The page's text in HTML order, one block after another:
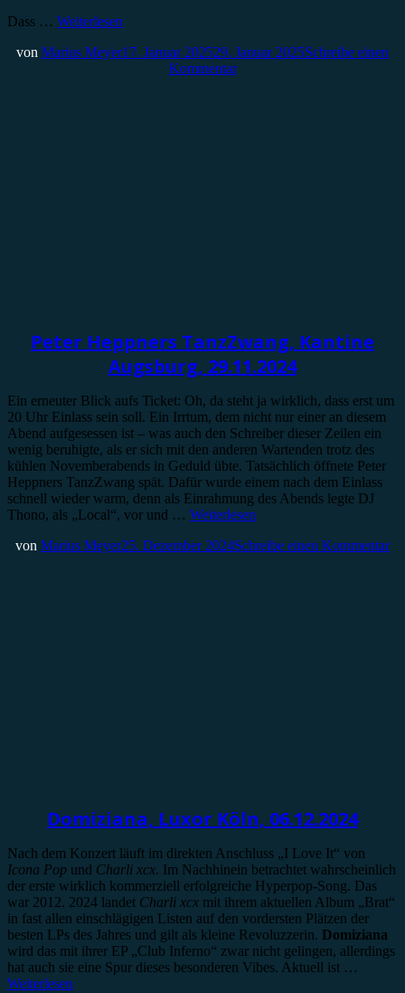
Dass … Weiterlesen
von Marius Meyer17. Januar 202529. Januar 2025Schreibe einen
Kommentar
Peter Heppners TanzZwang, Kantine
Augsburg, 29.11.2024
Ein erneuter Blick aufs Ticket: Oh, da steht ja wirklich, dass erst um
20 Uhr Einlass sein soll. Ein Irrtum, dem nicht nur einer an diesem
Abend aufgesessen ist – was auch den Schreiber dieser Zeilen ein
wenig beruhigte, als er sich mit den anderen Wartenden trotz des
kühlen Novemberabends in Geduld übte. Tatsächlich öffnete Peter
Heppners TanzZwang spät. Dafür wurde einem nach dem Einlass
schnell wieder warm, denn als Einrahmung des Abends legte DJ
Thono, als „Local“, vor und … Weiterlesen
von Marius Meyer25. Dezember 2024Schreibe einen Kommentar
Domiziana, Luxor Köln, 06.12.2024
Nach dem Konzert läuft im direkten Anschluss „I Love It“ von
Icona Pop und Charli xcx. Im Nachhinein betrachtet wahrscheinlich
der erste wirklich kommerziell erfolgreiche Hyperpop-Song. Das
war 2012. 2024 landet Charli xcx mit ihrem aktuellen Album „Brat“
in fast allen einschlägigen Listen auf den vordersten Plätzen der
besten LPs des Jahres und gilt als kleine Revoluzzerin. Domiziana
wird das mit ihrer EP „Club Inferno“ zwar nicht gelingen, allerdings
hat auch sie eine Spur dieses besonderen Vibes. Aktuell ist …
Weiterlesen